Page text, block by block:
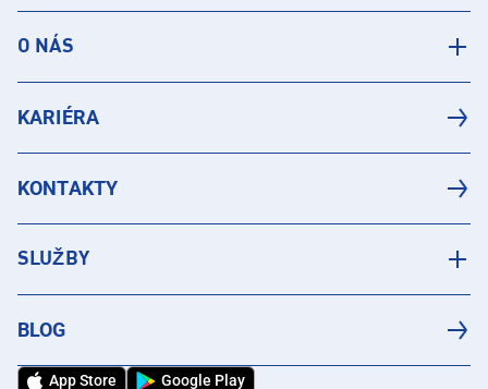
O NÁS
KARIÉRA
KONTAKTY
SLUŽBY
BLOG
App Store Google Play